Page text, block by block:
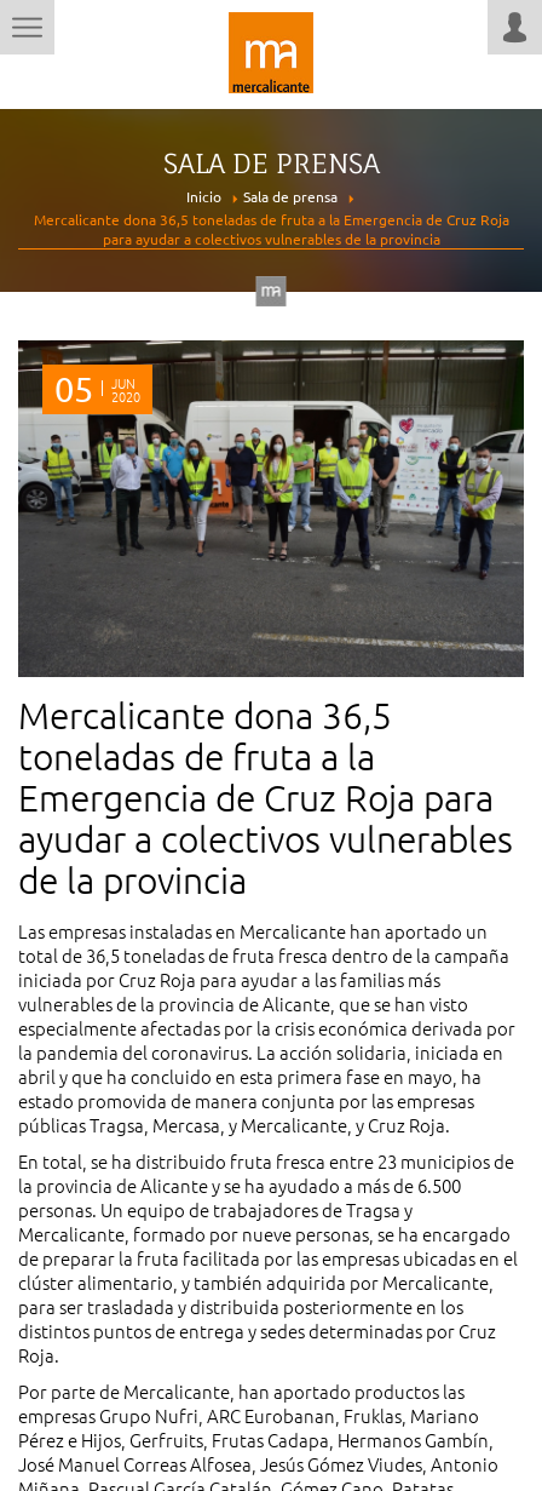
SALA DE PRENSA
Inicio
Sala de prensa
Mercalicante dona 36,5 toneladas de fruta a la Emergencia de Cruz Roja
para ayudar a colectivos vulnerables de la provincia
05 JUN
2020
Mercalicante dona 36,5
toneladas de fruta a la
Emergencia de Cruz Roja para
ayudar a colectivos vulnerables
de la provincia
Las empresas instaladas en Mercalicante han aportado un
total de 36,5 toneladas de fruta fresca dentro de la campaña
iniciada por Cruz Roja para ayudar a las familias más
vulnerables de la provincia de Alicante, que se han visto
especialmente afectadas por la crisis económica derivada por
la pandemia del coronavirus. La acción solidaria, iniciada en
abril y que ha concluido en esta primera fase en mayo, ha
estado promovida de manera conjunta por las empresas
públicas Tragsa, Mercasa, y Mercalicante, y Cruz Roja.
En total, se ha distribuido fruta fresca entre 23 municipios de
la provincia de Alicante y se ha ayudado a más de 6.500
personas. Un equipo de trabajadores de Tragsa y
Mercalicante, formado por nueve personas, se ha encargado
de preparar la fruta facilitada por las empresas ubicadas en el
clúster alimentario, y también adquirida por Mercalicante,
para ser trasladada y distribuida posteriormente en los
distintos puntos de entrega y sedes determinadas por Cruz
Roja.
Por parte de Mercalicante, han aportado productos las
empresas Grupo Nufri, ARC Eurobanan, Fruklas, Mariano
Pérez e Hijos, Gerfruits, Frutas Cadapa, Hermanos Gambín,
José Manuel Correas Alfosea, Jesús Gómez Viudes, Antonio